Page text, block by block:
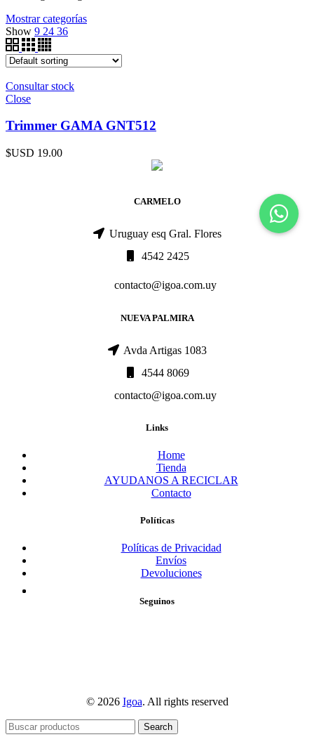
Mostrar categorías
Show 9 24 36
Consultar stock
Close
Trimmer GAMA GNT512
$USD 19.00
CARMELO
Uruguay esq Gral. Flores
4542 2425
contacto@igoa.com.uy
NUEVA PALMIRA
Avda Artigas 1083
4544 8069
contacto@igoa.com.uy
Links
Home
Tienda
AYUDANOS A RECICLAR
Contacto
Políticas
Políticas de Privacidad
Envíos
Devoluciones
Seguinos
© 2026 Igoa. All rights reserved
Search